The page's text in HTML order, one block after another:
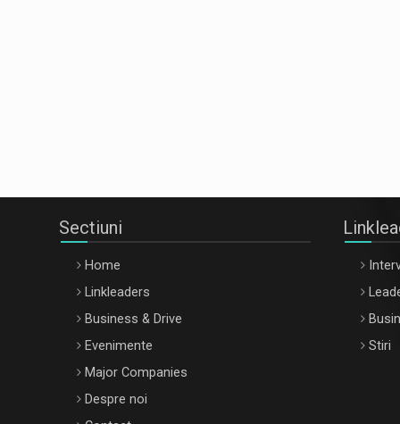
Sectiuni
Home
Linkleaders
Business & Drive
Evenimente
Major Companies
Despre noi
Stiri